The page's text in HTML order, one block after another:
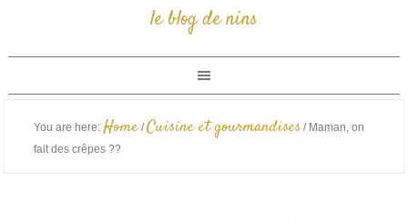
le blog de nins
You are here: Home / Cuisine et gourmandises /Maman, on
fait des crêpes ??